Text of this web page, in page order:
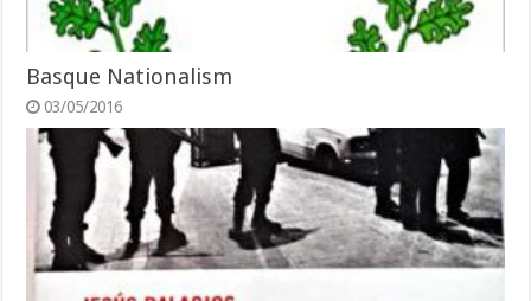
Basque Nationalism
03/05/2016